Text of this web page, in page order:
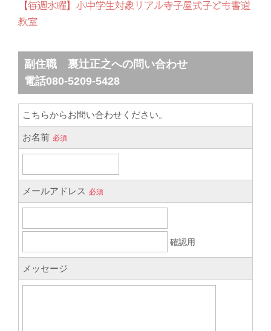
【毎週水曜】小中学生対象リアル寺子屋式子ども書道
教室